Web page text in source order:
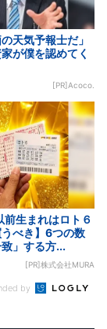
天気予報士だ」
が僕を認めてく
[PR]Acoco.
前生まれはロト６
べき】6つの数
」する方...
[PR]株式会社MURA
by